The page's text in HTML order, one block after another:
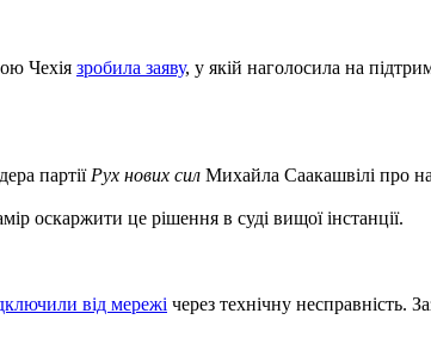
Чехія зробила заяву, у якій наголосила на
партії Рух нових сил Михайла Саакашвілі про
оскаржити це рішення в суді вищої інстанції.
від мережі через технічну несправність.